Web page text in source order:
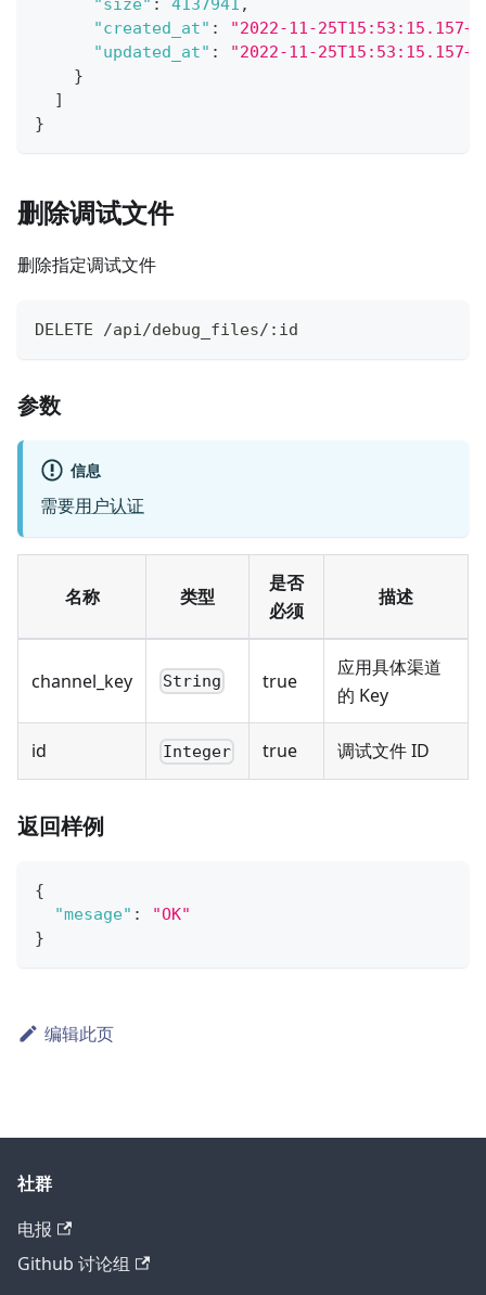
"size" : 4137941 ,
"created_at" :
"2022-11-
"updated_at" :
"2022-11-
}
]
}
删除调试文件
删除指定调试文件
DELETE /api/debug_files/:id
参数
信息
需要用户认证
名称 类型
是否
必须
描述
channel_key String true
应用具体渠道
的 Key
id Integer true 调试文件 ID
返回样例
{
"mesage" :
"OK"
}
编辑此页
社群
电报
Github 讨论组